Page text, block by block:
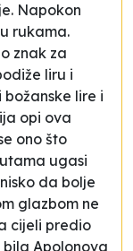
Napokon
rukama.
znak za
liru i
lire i
opi ova
ono što
ugasi
da bolje
glazbom ne
cijeli predio
bila Apolonova